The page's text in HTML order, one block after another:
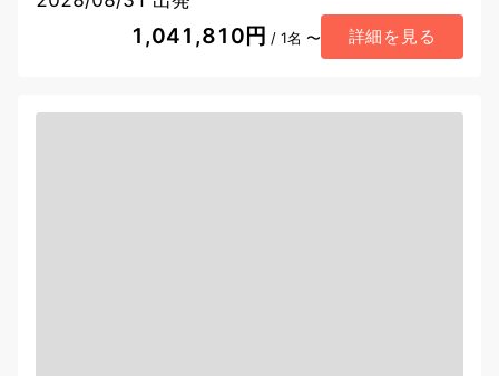
1,041,810円 / 1名 〜 詳細を見る